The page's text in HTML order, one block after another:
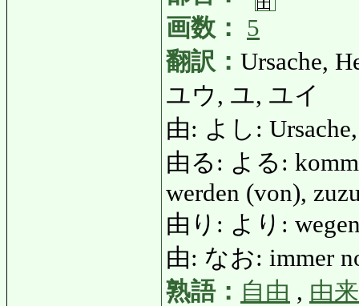
画数：
5
翻訳： Ursache,
ユウ, ユ, ユイ
由: よし:
由る: よる:
werden (von),
由り: より:
由: なお: immer
熟語： 自由 , 由来